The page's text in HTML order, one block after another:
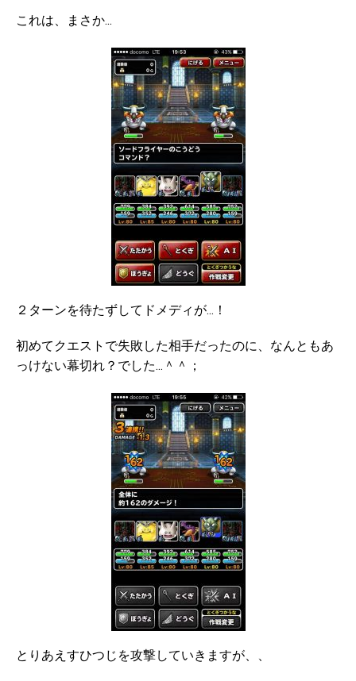
これは、まさか…
２ターンを待たずしてドメディが…！
初めてクエストで失敗した相手だったのに、なんともあ
っけない幕切れ？でした…＾＾；
とりあえすひつじを攻撃していきますが、、